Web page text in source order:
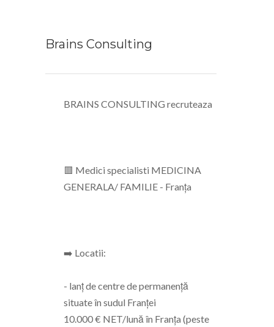
Brains Consulting
BRAINS CONSULTING recruteaza
🟥 Medici specialisti MEDICINA
GENERALA/ FAMILIE - Franța
➡️ Locatii:
- lanț de centre de permanență
situate în sudul Franței
10.000 € NET/lună în Franța (peste